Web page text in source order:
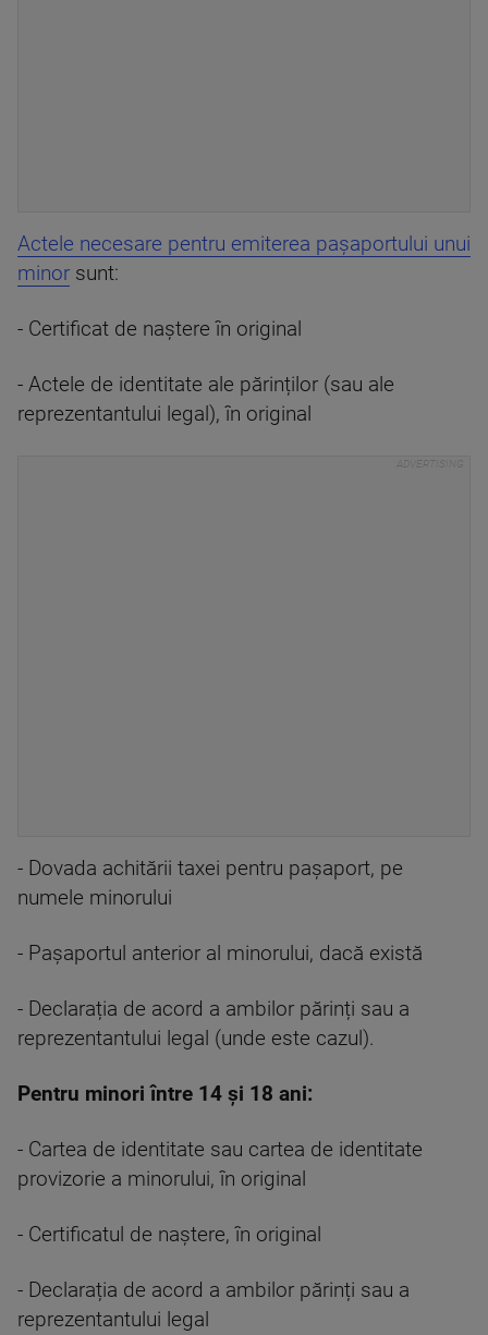
Actele necesare pentru emiterea pașaportului unui
minor sunt:
- Certificat de naștere în original
- Actele de identitate ale părinților (sau ale
reprezentantului legal), în original
- Dovada achitării taxei pentru pașaport, pe
numele minorului
- Pașaportul anterior al minorului, dacă există
- Declarația de acord a ambilor părinți sau a
reprezentantului legal (unde este cazul).
Pentru minori între 14 și 18 ani:
- Cartea de identitate sau cartea de identitate
provizorie a minorului, în original
- Certificatul de naștere, în original
- Declarația de acord a ambilor părinți sau a
reprezentantului legal